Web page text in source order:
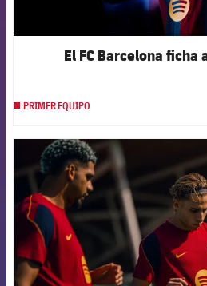
El FC Barcelona ficha
PRIMER EQUIPO
FCB